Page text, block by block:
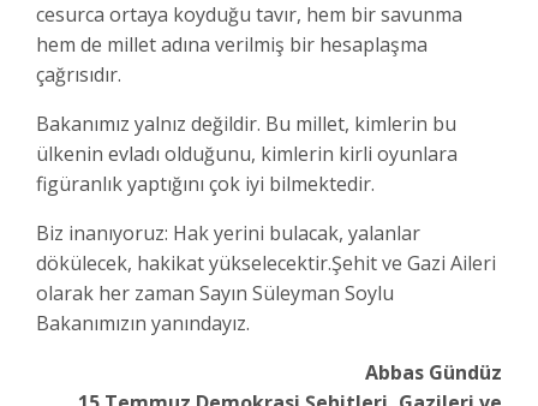
cesurca ortaya koyduğu tavır, hem bir savunma
hem de millet adına verilmiş bir hesaplaşma
çağrısıdır.
Bakanımız yalnız değildir. Bu millet, kimlerin bu
ülkenin evladı olduğunu, kimlerin kirli oyunlara
figüranlık yaptığını çok iyi bilmektedir.
Biz inanıyoruz: Hak yerini bulacak, yalanlar
dökülecek, hakikat yükselecektir.Şehit ve Gazi Aileri
olarak her zaman Sayın Süleyman Soylu
Bakanımızın yanındayız.
Abbas Gündüz